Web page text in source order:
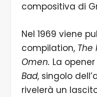
compositiva di
Nel 1969 viene
compilation, The
Omen. La opener
Bad, singolo
rivelerà un